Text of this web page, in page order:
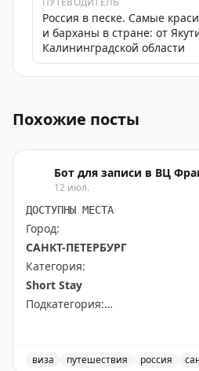
Россия в песке. Самые
и барханы в стране: от
Калининградской области
Похожие посты
Бот для записи в ВЦ
12 июл.
ДОСТУПНЫ МЕСТА
Город:
САНКТ-ПЕТЕРБУРГ
Категория:
Short Stay
Подкатегория:
виза путешествия россия